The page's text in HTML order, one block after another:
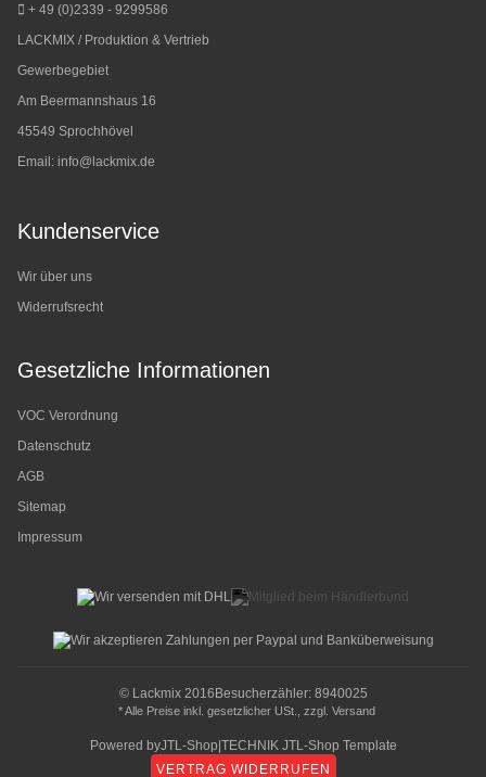
+ 49 (0)2339 - 9299586
LACKMIX / Produktion & Vertrieb
Gewerbegebiet
Am Beermannshaus 16
45549 Sprochhövel
Email: info@lackmix.de
Kundenservice
Wir über uns
Widerrufsrecht
Gesetzliche Informationen
VOC Verordnung
Datenschutz
AGB
Sitemap
Impressum
© Lackmix 2016 Besucherzähler: 8940025
* Alle Preise inkl. gesetzlicher USt., zzgl. Versand
Powered byJTL-Shop TECHNIK JTL-Shop Template
VERTRAG WIDERRUFEN